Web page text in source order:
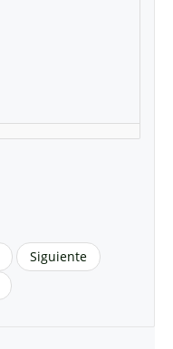
Siguiente